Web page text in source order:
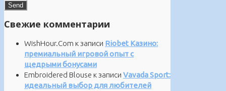
Свежие комментарии
WishHour.Com к записи Riobet Казино:
премиальный игровой опыт с
щедрыми бонусами
Embroidered Blouse к записи Vavada Sport:
идеальный выбор для любителей